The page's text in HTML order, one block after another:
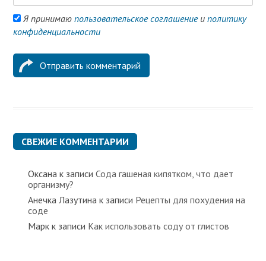
Я принимаюпользовательское соглашениеиполитику
конфиденциальности
СВЕЖИЕ КОММЕНТАРИИ
Оксана к записиСода гашеная кипятком, что дает
организму?
Анечка Лазутина к записи Рецепты для похудения на
соде
Марк к записи Как использовать соду от глистов